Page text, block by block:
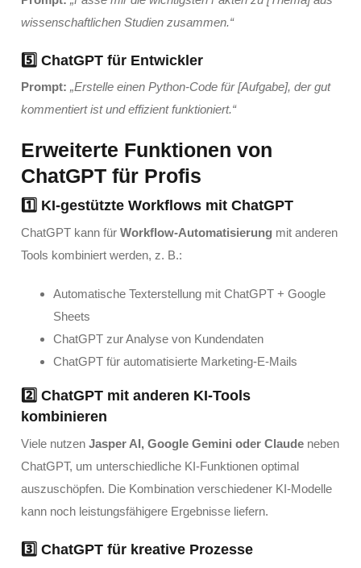
wissenschaftlichen Studien zusammen.“
5️⃣ ChatGPT für Entwickler
Prompt: „Erstelle einen Python-Code für [Aufgabe], der gut
kommentiert ist und effizient funktioniert.“
Erweiterte Funktionen von
ChatGPT für Profis
1️⃣ KI-gestützte Workflows mit ChatGPT
ChatGPT kann für Workflow-Automatisierung mit anderen
Tools kombiniert werden, z. B.:
Automatische Texterstellung mit ChatGPT + Google
Sheets
ChatGPT zur Analyse von Kundendaten
ChatGPT für automatisierte Marketing-E-Mails
2️⃣ ChatGPT mit anderen KI-Tools
kombinieren
Viele nutzen Jasper AI, Google Gemini oder Claudeneben
ChatGPT, um unterschiedliche KI-Funktionen optimal
auszuschöpfen. Die Kombination verschiedener KI-Modelle
kann noch leistungsfähigere Ergebnisse liefern.
3️⃣ ChatGPT für kreative Prozesse